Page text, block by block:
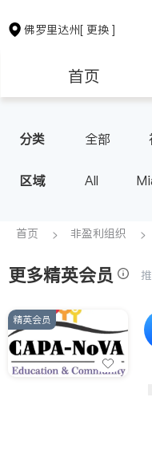
佛罗里达州[ 更换 ]
首页
保险理财
银行贷款
教育
非盈利组织
分类 全部
区域 All
FL -
首页 非盈利组织
更多精英会员
精英会员